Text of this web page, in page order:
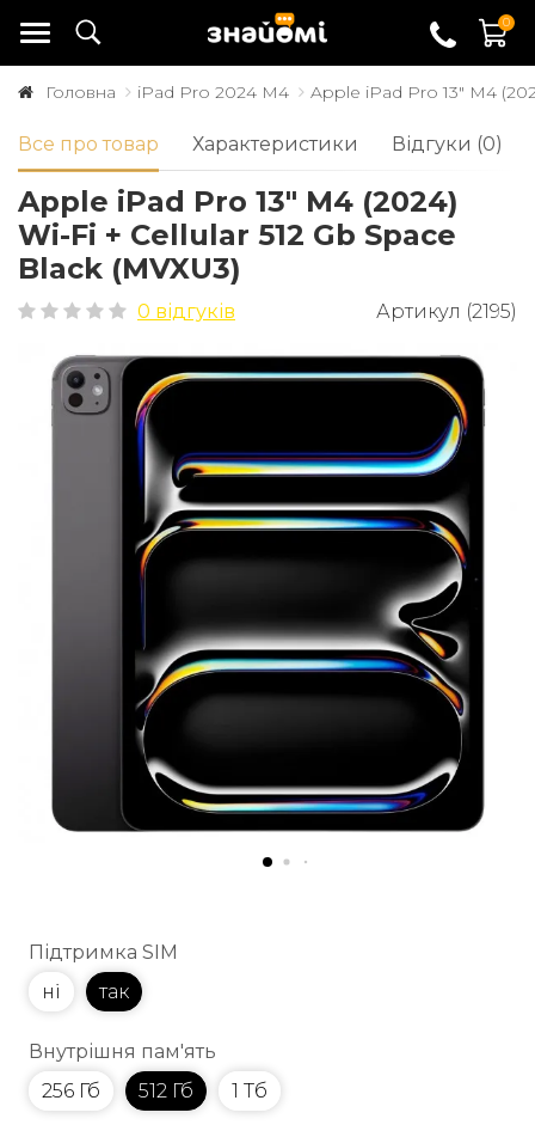
0
Головна iPad Pro 2024 M4 Apple iPad Pro 13" M4
Все про товар Характеристики Відгуки (0)
Apple iPad Pro 13" M4 (2024)
Wi-Fi + Cellular 512 Gb Space
Black (MVXU3)
0 відгуків Артикул (2195)
Підтримка SIM
ні
так
Внутрішня пам'ять
256 Гб
512 Гб 1 Тб